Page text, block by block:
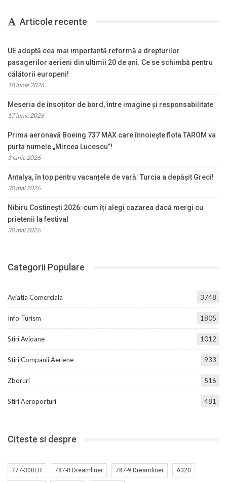
Articole recente
UE adoptă cea mai importantă reformă a drepturilor
pasagerilor aerieni din ultimii 20 de ani. Ce se schimbă pentru
călătorii europeni!
18 iunie 2026
Meseria de însoțitor de bord, între imagine și responsabilitate
17 iunie 2026
Prima aeronavă Boeing 737 MAX care înnoiește flota TAROM va
purta numele „Mircea Lucescu”!
3 iunie 2026
Antalya, în top pentru vacanțele de vară: Turcia a depășit Greci!
30 mai 2026
Nibiru Costinești 2026: cum îți alegi cazarea dacă mergi cu
prietenii la festival
30 mai 2026
Categorii Populare
Aviatia Comerciala 3748
Info Turism 1805
Stiri Avioane 1012
Stiri Companii Aeriene 933
Zboruri 516
Stiri Aeroporturi 481
Citeste si despre
777-300ER 787-8 Dreamliner 787-9 Dreamliner A320